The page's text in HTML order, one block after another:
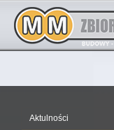
Aktulności